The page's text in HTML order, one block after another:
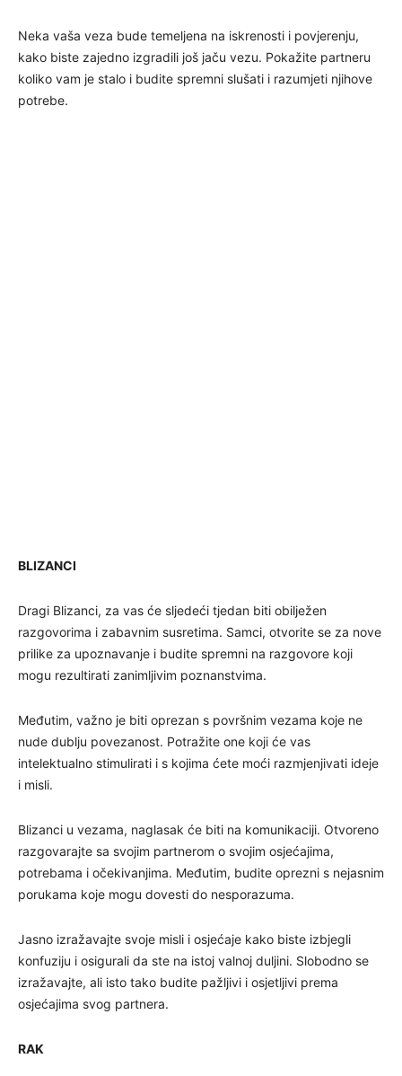
Neka vaša veza bude temeljena na iskrenosti i povjerenju,
kako biste zajedno izgradili još jaču vezu. Pokažite partneru
koliko vam je stalo i budite spremni slušati i razumjeti njihove
potrebe.
BLIZANCI
Dragi Blizanci, za vas će sljedeći tjedan biti obilježen
razgovorima i zabavnim susretima. Samci, otvorite se za nove
prilike za upoznavanje i budite spremni na razgovore koji
mogu rezultirati zanimljivim poznanstvima.
Međutim, važno je biti oprezan s površnim vezama koje ne
nude dublju povezanost. Potražite one koji će vas
intelektualno stimulirati i s kojima ćete moći razmjenjivati ​​ideje
i misli.
Blizanci u vezama, naglasak će biti na komunikaciji. Otvoreno
razgovarajte sa svojim partnerom o svojim osjećajima,
potrebama i očekivanjima. Međutim, budite oprezni s nejasnim
porukama koje mogu dovesti do nesporazuma.
Jasno izražavajte svoje misli i osjećaje kako biste izbjegli
konfuziju i osigurali da ste na istoj valnoj duljini. Slobodno se
izražavajte, ali isto tako budite pažljivi i osjetljivi prema
osjećajima svog partnera.
RAK